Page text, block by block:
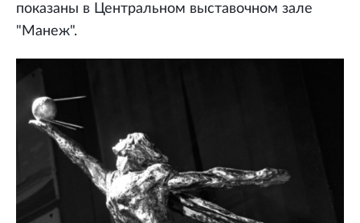
показаны в Центральном выставочном зале
"Манеж".